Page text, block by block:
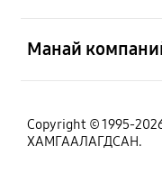
Манай
Copyright © 1995-
ХАМГААЛАГДСАН.